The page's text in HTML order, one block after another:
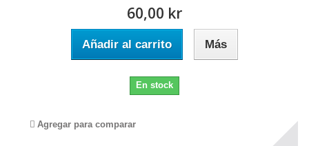
60,00 kr
Añadir al carrito Más
En stock
Agregar para comparar